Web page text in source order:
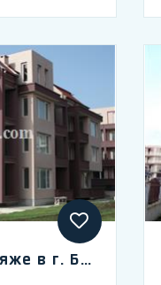
Квартиры рядом с пляже в г. Бургасе, район Сарафово | Apartments for sale in Sarafovo, part of city of Bourgas